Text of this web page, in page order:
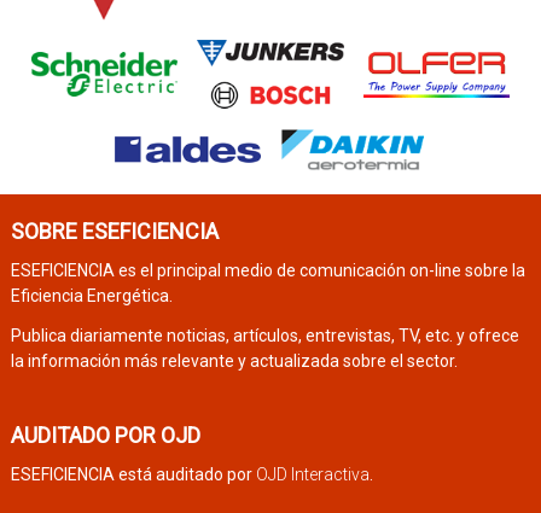
SOBRE ESEFICIENCIA
ESEFICIENCIA es el principal medio de comunicación on-line sobre la
Eficiencia Energética.
Publica diariamente noticias, artículos, entrevistas, TV, etc. y ofrece
la información más relevante y actualizada sobre el sector.
AUDITADO POR OJD
ESEFICIENCIA está auditado por OJD Interactiva